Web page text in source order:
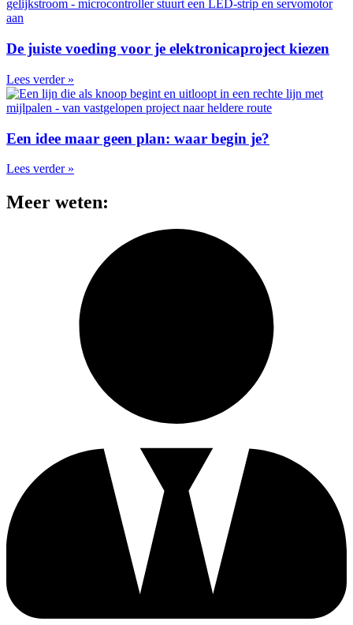
De juiste voeding voor je elektronicaproject kiezen
Lees verder »
Een idee maar geen plan: waar begin je?
Lees verder »
Meer weten: